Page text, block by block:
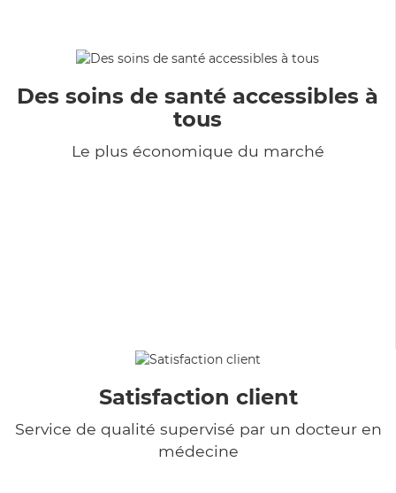
Des soins de santé accessibles à
tous
Le plus économique du marché
Satisfaction client
Service de qualité supervisé par un docteur en
médecine